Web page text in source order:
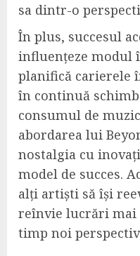
sa dintr-o
În plus, succesul
influențeze modul
planifică carierele
în continuă
consumul de
abordarea lui
nostalgia cu
model de succes.
alți artiști să își
reînvie lucrări mai
timp noi